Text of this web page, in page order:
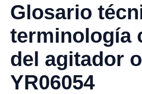
Glosario
terminología
del agitador
YR06054